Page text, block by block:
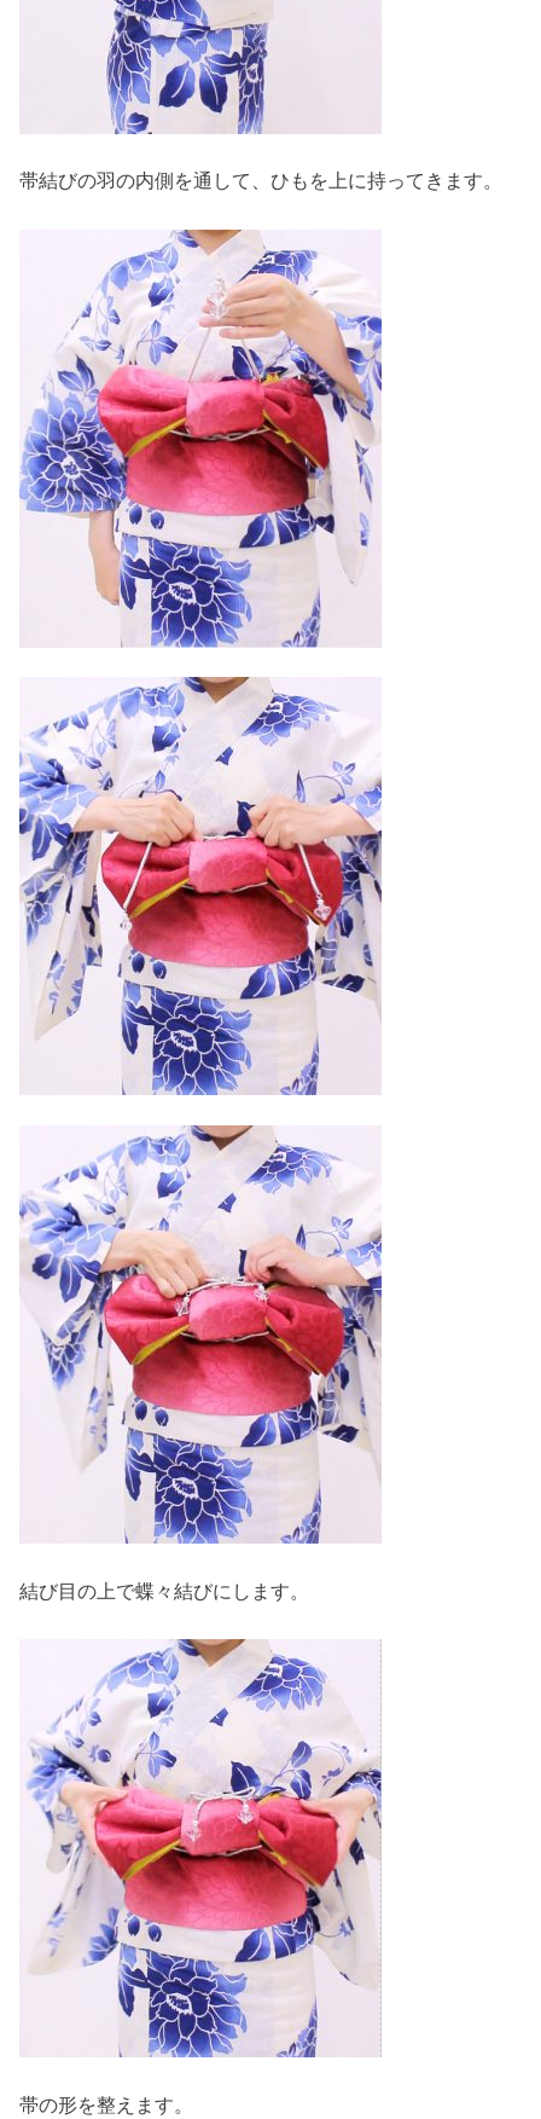
帯結びの羽の内側を通して、ひもを上に持ってきます。
結び目の上で蝶々結びにします。
帯の形を整えます。